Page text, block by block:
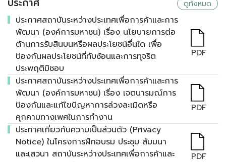
ดูทั้งหมด
ประกาศสถาบันระหว่างประเทศเพื่อการค้าและการ
พัฒนา (องค์การมหาชน) เรื่อง นโยบายการต่อ
ต้านการรับสินบนหรือผลประโยชน์อื่นใด เพื่อ
ป้องกันผลประโยชน์ที่ทับซ้อนและการทุจริต
ประพฤติมิชอบ
PDF
ประกาศสถาบันระหว่างประเทศเพื่อการค้าและการ
พัฒนา (องค์การมหาชน) เรื่อง เจตนารมณ์การ
ป้องกันและแก้ไขปัญหาการล่วงละเมิดหรือ
คุกคามทางเพศในการทำงาน
PDF
ประกาศเกี่ยวกับความเป็นส่วนตัว (Privacy
Notice) ในโครงการฝึกอบรม ประชุม สัมมนา
และเสวนา สถาบันระหว่างประเทศเพื่อการค้าและ
PDF